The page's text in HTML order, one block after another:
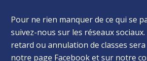
Pour ne rien manquer de ce qui se
suivez-nous sur les réseaux
retard ou annulation de classes
notre page Facebook et sur notre